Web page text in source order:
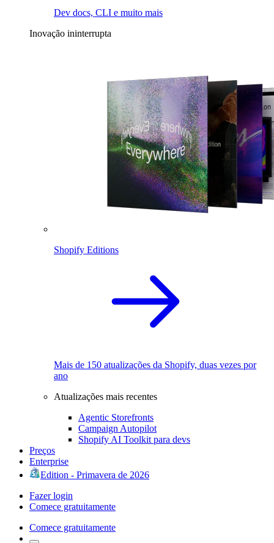
Dev docs, CLI e muito mais
Inovação ininterrupta
Shopify Editions
Mais de 150 atualizações da Shopify, duas vezes por
ano
Atualizações mais recentes
Agentic Storefronts
Campaign Autopilot
Shopify AI Toolkit para devs
Preços
Enterprise
Edition - Primavera de 2026
Fazer login
Comece gratuitamente
Comece gratuitamente